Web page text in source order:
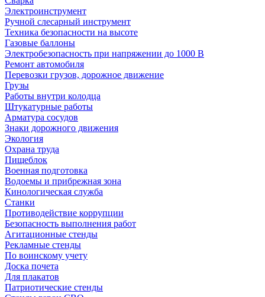
Электроинструмент
Ручной слесарный инструмент
Техника безопасности на высоте
Газовые баллоны
Электробезопасность при напряжении до 1000 В
Ремонт автомобиля
Перевозки грузов, дорожное движение
Грузы
Работы внутри колодца
Штукатурные работы
Арматура сосудов
Знаки дорожного движения
Экология
Охрана труда
Пищеблок
Военная подготовка
Водоемы и прибрежная зона
Кинологическая служба
Станки
Противодействие коррупции
Безопасность выполнения работ
Агитационные стенды
Рекламные стенды
По воинскому учету
Доска почета
Для плакатов
Патриотические стенды